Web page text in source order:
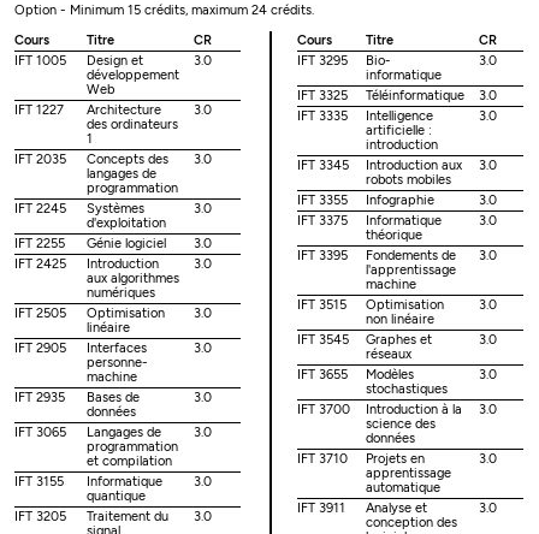
Option - Minimum 15 crédits, maximum 24 crédits.
Cours
Titre
CR
IFT 1005
Design et
développement
Web
3.0
IFT 1227
Architecture
des ordinateurs
1
3.0
IFT 2035
Concepts des
langages de
programmation
3.0
IFT 2245
Systèmes
d'exploitation
3.0
IFT 2255 Génie logiciel
3.0
IFT 2425
Introduction
aux algorithmes
numériques
3.0
IFT 2505
Optimisation
linéaire
3.0
IFT 2905
Interfaces
personne-
machine
3.0
IFT 2935
Bases de
données
3.0
IFT 3065
Langages de
programmation
et compilation
3.0
IFT 3155
Informatique
quantique
3.0
IFT 3205
Traitement du
3.0
Cours Titre
CR
IFT 3295
Bio-
informatique
3.0
IFT 3325 Téléinformatique
3.0
IFT 3335
Intelligence
artificielle :
introduction
3.0
IFT 3345
Introduction aux
robots mobiles
3.0
IFT 3355 Infographie
3.0
IFT 3375
Informatique
théorique
3.0
IFT 3395
Fondements de
l'apprentissage
machine
3.0
IFT 3515
Optimisation
non linéaire
3.0
IFT 3545
Graphes et
réseaux
3.0
IFT 3655
Modèles
stochastiques
3.0
IFT 3700
Introduction à la
science des
données
3.0
IFT 3710
Projets en
apprentissage
automatique
3.0
IFT 3911
Analyse et
conception des
3.0